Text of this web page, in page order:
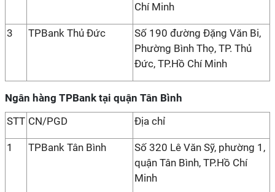
Chí Minh
3 TPBank Thủ Đức
Số 190 đường Đặng Văn Bi,
Phường Bình Thọ, TP. Thủ
Đức, TP.Hồ Chí Minh
Ngân hàng TPBank tại quận Tân Bình
STT CN/PGD Địa chỉ
1 TPBank Tân Bình
Số 320 Lê Văn Sỹ, phường 1,
quận Tân Bình, TP.Hồ Chí
Minh